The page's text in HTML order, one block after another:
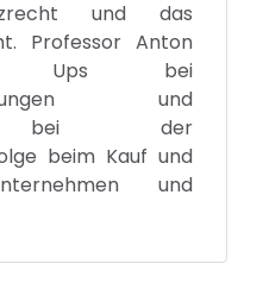
und das
Professor Anton
Ups bei
und
bei der
beim Kauf und
und